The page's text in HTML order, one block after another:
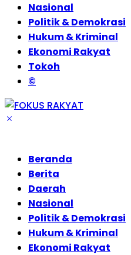
Nasional
Politik & Demokrasi
Hukum & Kriminal
Ekonomi Rakyat
Tokoh
©
Beranda
Berita
Daerah
Nasional
Politik & Demokrasi
Hukum & Kriminal
Ekonomi Rakyat